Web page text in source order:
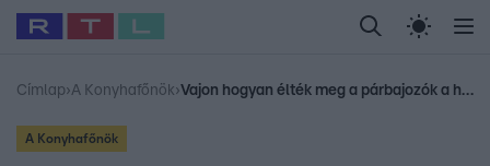
Legfrissebb RTL Híradó Randi Celeb vagyok,
Babits Marcella Most Wanted Gallusz
Címlap›A Konyhafőnök› Vajon hogyan élték meg a párbajozók a humusz-küzdelmet?
A Konyhafőnök